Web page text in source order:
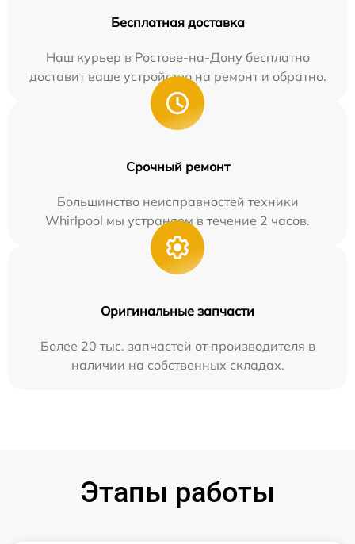
Бесплатная доставка
Наш курьер в Ростове-на-Дону бесплатно
доставит ваше устройство на ремонт и обратно.
Срочный ремонт
Большинство неисправностей техники
Whirlpool мы устраняем в течение 2 часов.
Оригинальные запчасти
Более 20 тыс. запчастей от производителя в
наличии на собственных складах.
Этапы работы